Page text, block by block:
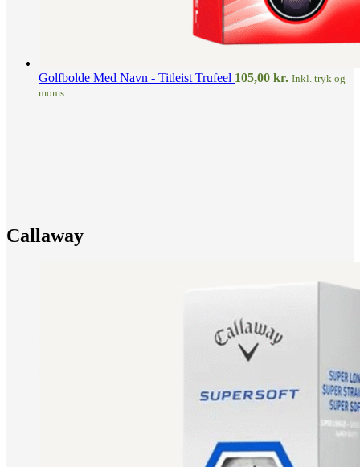
Golfbolde Med Navn - Titleist Trufeel 105,00 kr. Inkl. tryk og
moms
Callaway